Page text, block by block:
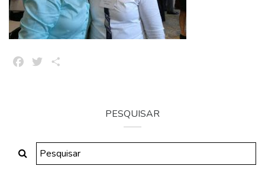
FacebookTwitter
PESQUISAR